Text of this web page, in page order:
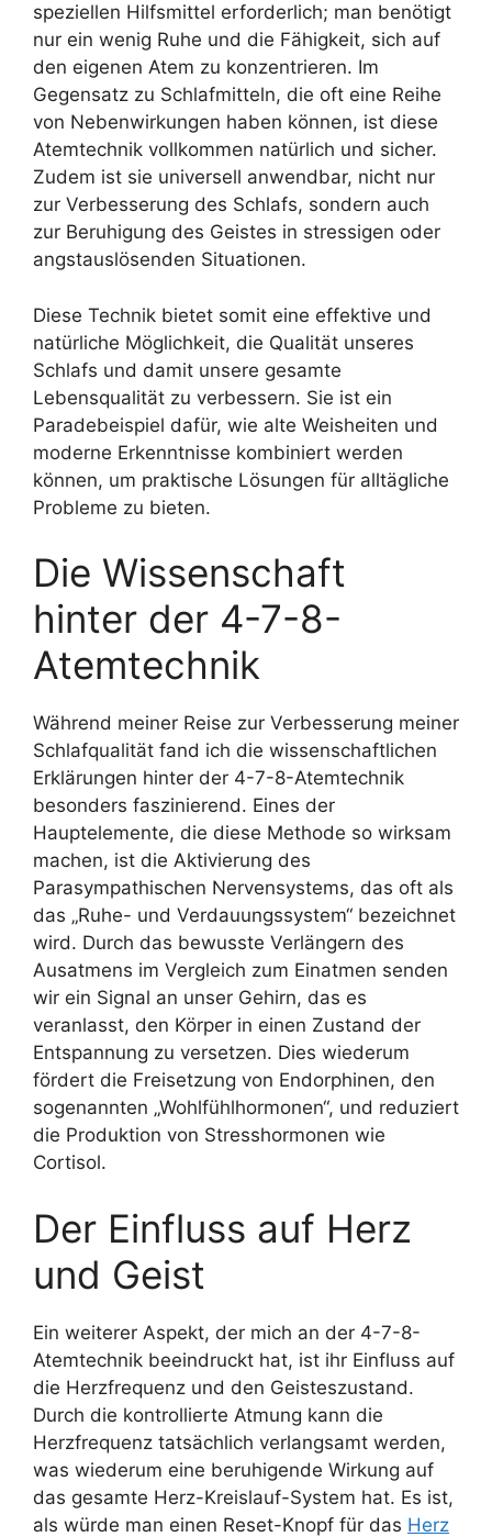
speziellen Hilfsmittel erforderlich; man benötigt
nur ein wenig Ruhe und die Fähigkeit, sich auf
den eigenen Atem zu konzentrieren. Im
Gegensatz zu Schlafmitteln, die oft eine Reihe
von Nebenwirkungen haben können, ist diese
Atemtechnik vollkommen natürlich und sicher.
Zudem ist sie universell anwendbar, nicht nur
zur Verbesserung des Schlafs, sondern auch
zur Beruhigung des Geistes in stressigen oder
angstauslösenden Situationen.
Diese Technik bietet somit eine effektive und
natürliche Möglichkeit, die Qualität unseres
Schlafs und damit unsere gesamte
Lebensqualität zu verbessern. Sie ist ein
Paradebeispiel dafür, wie alte Weisheiten und
moderne Erkenntnisse kombiniert werden
können, um praktische Lösungen für alltägliche
Probleme zu bieten.
Die Wissenschaft
hinter der 4-7-8-
Atemtechnik
Während meiner Reise zur Verbesserung meiner
Schlafqualität fand ich die wissenschaftlichen
Erklärungen hinter der 4-7-8-Atemtechnik
besonders faszinierend. Eines der
Hauptelemente, die diese Methode so wirksam
machen, ist die Aktivierung des
Parasympathischen Nervensystems, das oft als
das „Ruhe- und Verdauungssystem“ bezeichnet
wird. Durch das bewusste Verlängern des
Ausatmens im Vergleich zum Einatmen senden
wir ein Signal an unser Gehirn, das es
veranlasst, den Körper in einen Zustand der
Entspannung zu versetzen. Dies wiederum
fördert die Freisetzung von Endorphinen, den
sogenannten „Wohlfühlhormonen“, und reduziert
die Produktion von Stresshormonen wie
Cortisol.
Der Einfluss auf Herz
und Geist
Ein weiterer Aspekt, der mich an der 4-7-8-
Atemtechnik beeindruckt hat, ist ihr Einfluss auf
die Herzfrequenz und den Geisteszustand.
Durch die kontrollierte Atmung kann die
Herzfrequenz tatsächlich verlangsamt werden,
was wiederum eine beruhigende Wirkung auf
das gesamte Herz-Kreislauf-System hat. Es ist,
als würde man einen Reset-Knopf für das Herz